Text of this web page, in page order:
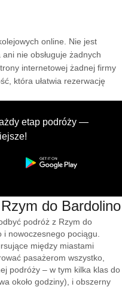
online. Nie jest
nie obsługuje żadnych
internetowej żadnej firmy
która ułatwia rezerwację
etap podróży —
do Bardolino
podróż z Rzym do
nowoczesnego pociągu.
między miastami
pasażerom wszystko,
podróży – w tym kilka klas do
około godziny), i obszerny